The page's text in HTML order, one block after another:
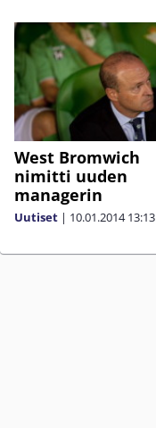
West Bromwich
nimitti uuden
managerin
Uutiset | 10.01.2014 13:13